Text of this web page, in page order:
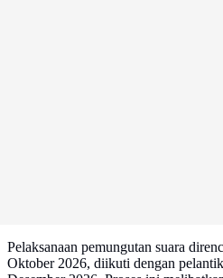
Pelaksanaan pemungutan suara
Oktober 2026, diikuti dengan